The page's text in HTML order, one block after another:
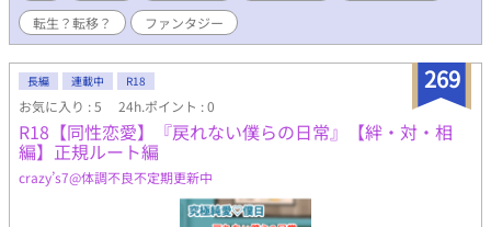
転生？転移？
ファンタジー
269
長編 連載中 R18
お気に入り : 5 24h.ポイント : 0
R18【同性恋愛】『戻れない僕らの日常』【絆・対・相
編】正規ルート編
crazy’s7@体調不良不定期更新中